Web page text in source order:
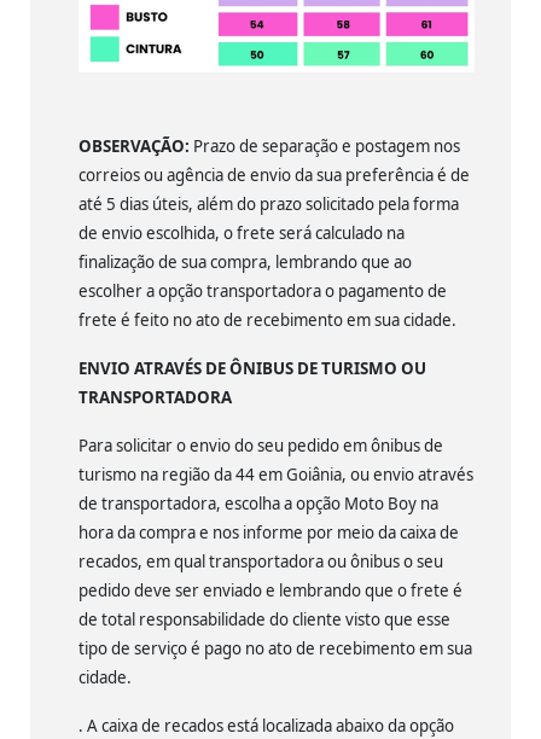
OBSERVAÇÃO: Prazo de separação e postagem nos
correios ou agência de envio da sua preferência é de
até 5 dias úteis, além do prazo solicitado pela forma
de envio escolhida, o frete será calculado na
finalização de sua compra, lembrando que ao
escolher a opção transportadora o pagamento de
frete é feito no ato de recebimento em sua cidade.
ENVIO ATRAVÉS DE ÔNIBUS DE TURISMO OU
TRANSPORTADORA
Para solicitar o envio do seu pedido em ônibus de
turismo na região da 44 em Goiânia, ou envio através
de transportadora, escolha a opção Moto Boy na
hora da compra e nos informe por meio da caixa de
recados, em qual transportadora ou ônibus o seu
pedido deve ser enviado e lembrando que o frete é
de total responsabilidade do cliente visto que esse
tipo de serviço é pago no ato de recebimento em sua
cidade.
. A caixa de recados está localizada abaixo da opção